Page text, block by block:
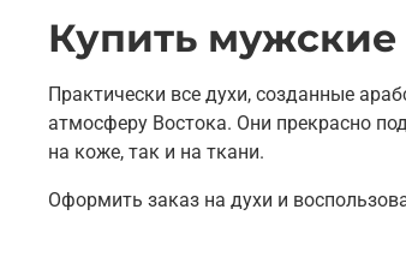
Купить мужские
Практически все духи, созданные
атмосферу Востока. Они прекрасно
на коже, так и на ткани.
Оформить заказ на духи и